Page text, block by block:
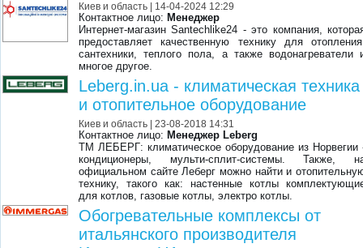
Киев и область | 14-04-2024 12:29
Контактное лицо: Менеджер
Интернет-магазин Santechlike24 - это компания,
предоставляет качественную технику для
сантехники, теплого пола, а также водонагреватели
многое другое.
Leberg.in.ua - климатическая техника
и отопительное оборудование
Киев и область | 23-08-2018 14:31
Контактное лицо: Менеджер Leberg
TM ЛЕБЕРГ: климатическое оборудование из Норвегии
кондиционеры, мульти-сплит-системы. Также,
официальном сайте Леберг можно найти и
технику, такого как: настенные котлы
для котлов, газовые котлы, электро котлы.
Обогревательные комплексы от
итальянского производителя